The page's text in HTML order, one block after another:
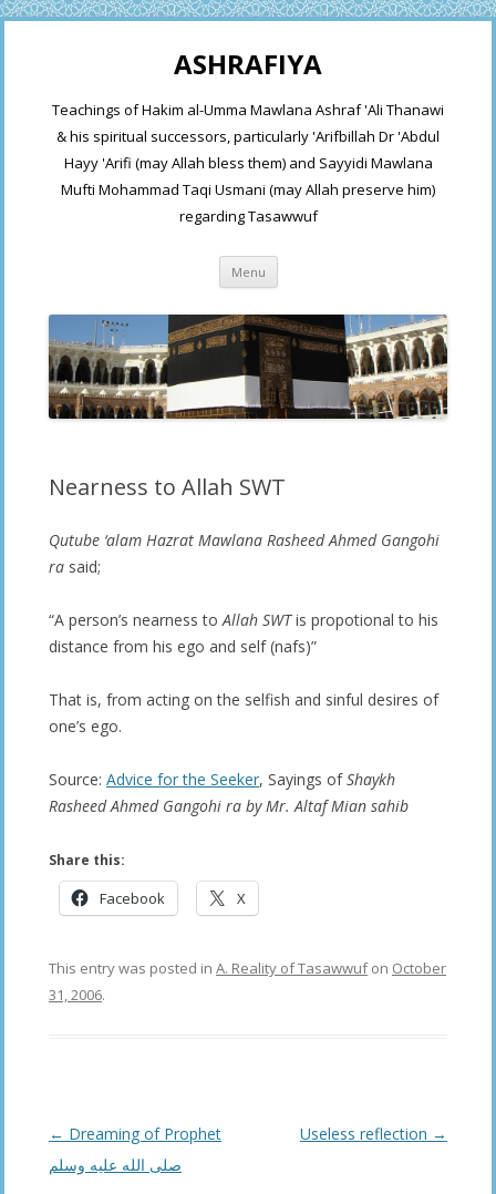
ASHRAFIYA
Teachings of Hakim al-Umma Mawlana Ashraf 'Ali Thanawi
& his spiritual successors, particularly 'Arifbillah Dr 'Abdul
Hayy 'Arifi (may Allah bless them) and Sayyidi Mawlana
Mufti Mohammad Taqi Usmani (may Allah preserve him)
regarding Tasawwuf
Menu Skip
content
Nearness to Allah SWT
Qutube ‘alam Hazrat Mawlana Rasheed Ahmed Gangohi
ra said;
“A person’s nearness to Allah SWTis propotional to his
distance from his ego and self (nafs)”
That is, from acting on the selfish and sinful desires of
one’s ego.
Source: Advice for the Seeker, Sayings ofShaykh
Rasheed Ahmed Gangohi ra by Mr. Altaf Mian sahib
Share this:
Facebook X
This entry was posted in A. Reality of Tasawwufon October
31, 2006.
Post
navigation
← Dreaming of Prophet
صلى الله عليه وسلم
Useless reflection →